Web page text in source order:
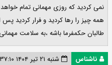
نمی کردید که روزی مهمانی تمام
همه چیز را رها کردید و فرار کردید
طالبان حکمفرما باشه ،به سلامت
ناشناس
شنبه ۲۱ تیر ۱۴۰۴ ۱۹:۳۷:۱۰